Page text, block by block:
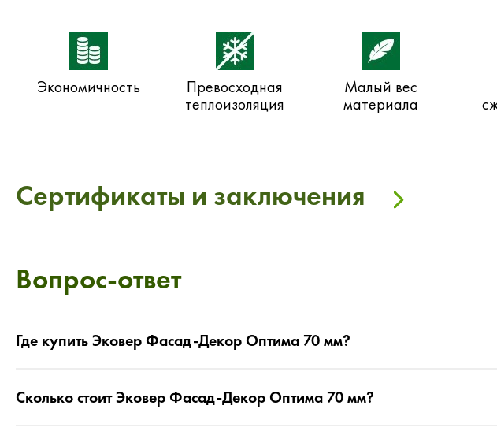
Экономичность
Превосходная
теплоизоляция
Малый вес
материала
Сертификаты и заключения
Вопрос-ответ
Где купить Эковер Фасад-Декор Оптима 70 мм?
Сколько стоит Эковер Фасад-Декор Оптима 70 мм?